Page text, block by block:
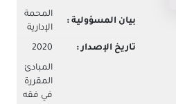
بيان المسؤولية :
المحمة
الإدارية
تاريخ الإصدار : 2020
المبادئ
المقررة
في فقه